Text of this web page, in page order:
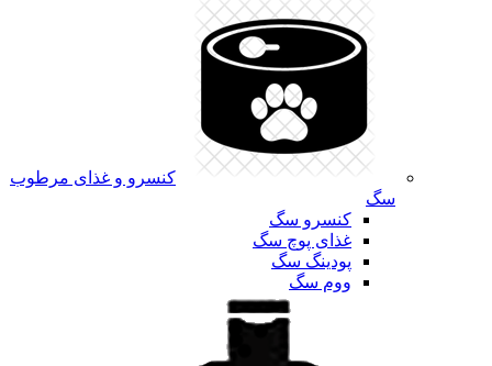
کنسرو و غذای مرطوب
سگ
کنسرو سگ
غذای پوچ سگ
پودینگ سگ
ووم سگ